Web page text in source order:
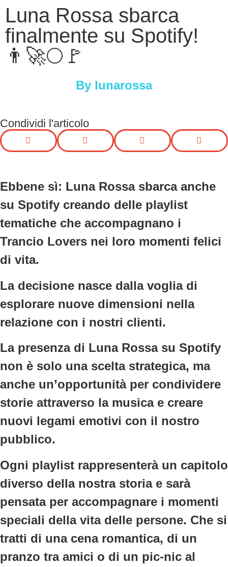
Luna Rossa sbarca
finalmente su Spotify!
👨‍🚀🌕🚩
By lunarossa
Condividi l'articolo
Ebbene sì: Luna Rossa sbarca anche
su Spotify creando delle playlist
tematiche che accompagnano i
Trancio Lovers nei loro momenti felici
di vita.
La decisione nasce dalla voglia di
esplorare nuove dimensioni nella
relazione con i nostri clienti.
La presenza di Luna Rossa su Spotify
non è solo una scelta strategica, ma
anche un’opportunità per condividere
storie attraverso la musica e creare
nuovi legami emotivi con il nostro
pubblico.
Ogni playlist rappresenterà un capitolo
diverso della nostra storia e sarà
pensata per accompagnare i momenti
speciali della vita delle persone. Che si
tratti di una cena romantica, di un
pranzo tra amici o di un pic-nic al